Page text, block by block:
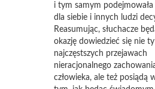
i tym samym podejmowała
dla siebie i innych ludzi
Reasumując, słuchacze
okazję dowiedzieć się nie
najczęstszych przejawach
nieracjonalnego
człowieka, ale też posiądą